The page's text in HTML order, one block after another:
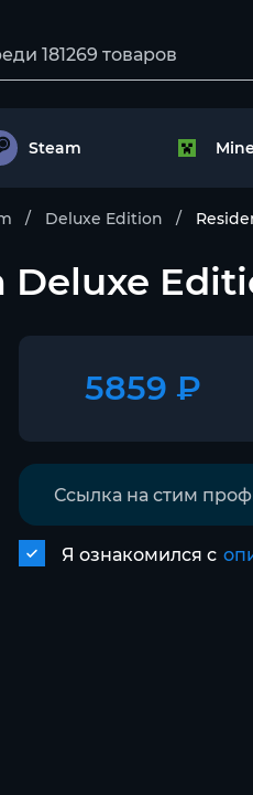
Steam
Deluxe Edition
Deluxe
5859 ₽
Я ознакомился с